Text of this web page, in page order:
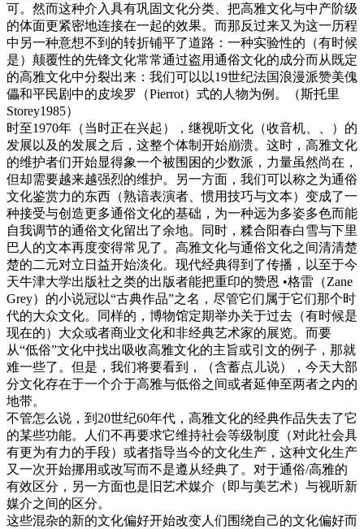
可。然而这种介入具有巩固文化分类、把高雅文化与中产阶级
的体面更紧密地连接在一起的效果。而那反过来又为这一历程
中另一种意想不到的转折铺平了道路：一种实验性的（有时候
是）颠覆性的先锋文化常常通过盗用通俗文化的成分而从既定
的高雅文化中分裂出来：我们可以以19世纪法国浪漫派赞美傀
儡和平民剧中的皮埃罗（Pierrot）式的人物为例。（斯托里
Storey1985）
时至1970年（当时正在兴起），继视听文化（收音机、、）的
发展以及的发展之后，这整个体制开始崩溃。这时，高雅文化
的维护者们开始显得象一个被围困的少数派，力量虽然尚在，
但却需要越来越强烈的维护。另一方面，我们可以称之为通俗
文化鉴赏力的东西（熟谙表演者、惯用技巧与文本）变成了一
种接受与创造更多通俗文化的基础，为一种远为多姿多色而能
自我调节的通俗文化留出了余地。同时，糅合阳春白雪与下里
巴人的文本再度变得常见了。高雅文化与通俗文化之间清清楚
楚的二元对立日益开始淡化。现代经典得到了传播，以至于今
天牛津大学出版社之类的出版者能把重印的赞恩 •格雷（Zane
Grey）的小说冠以“古典作品”之名，尽管它们属于它们那个时
代的大众文化。同样的，博物馆定期举办关于过去（有时候是
现在的）大众或者商业文化和非经典艺术家的展览。而要
从“低俗”文化中找出吸收高雅文化的主旨或引文的例子，那就
难一些了。但是，我们将要看到，（含蓄点儿说），今天大部
分文化存在于一个介于高雅与低俗之间或者延伸至两者之内的
地带。
不管怎么说，到20世纪60年代，高雅文化的经典作品失去了它
的某些功能。人们不再要求它维持社会等级制度（对此社会具
有更为有力的手段）或者指导当今的文化生产，这种文化生产
又一次开始挪用或改写而不是遵从经典了。对于通俗/高雅的
有效区分，另一方面也是旧艺术媒介（即与美艺术）与视听新
媒介之间的区分。
这些混杂的新的文化偏好开始改变人们围绕自己的文化偏好而